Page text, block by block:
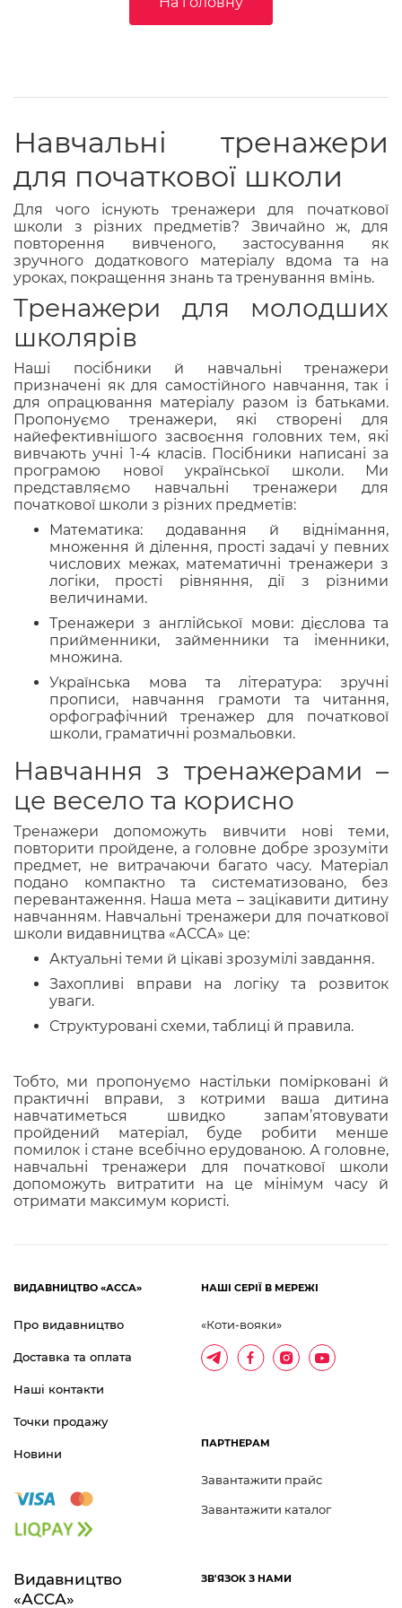
Навчальні тренажери
для початкової школи
Для чого існують тренажери для початкової
школи з різних предметів? Звичайно ж, для
повторення вивченого, застосування як
зручного додаткового матеріалу вдома та на
уроках, покращення знань та тренування вмінь.
Тренажери для молодших
школярів
Наші посібники й навчальні тренажери
призначені як для самостійного навчання, так і
для опрацювання матеріалу разом із батьками.
Пропонуємо тренажери, які створені для
найефективнішого засвоєння головних тем, які
вивчають учні 1-4 класів. Посібники написані за
програмою нової української школи. Ми
представляємо навчальні тренажери для
початкової школи з різних предметів:
Математика: додавання й віднімання,
множення й ділення, прості задачі у певних
числових межах, математичні тренажери з
логіки, прості рівняння, дії з різними
величинами.
Тренажери з англійської мови: дієслова та
прийменники, займенники та іменники,
множина.
Українська мова та література: зручні
прописи, навчання грамоти та читання,
орфографічний тренажер для початкової
школи, граматичні розмальовки.
Навчання з тренажерами –
це весело та корисно
Тренажери допоможуть вивчити нові теми,
повторити пройдене, а головне добре зрозуміти
предмет, не витрачаючи багато часу. Матеріал
подано компактно та систематизовано, без
перевантаження. Наша мета – зацікавити дитину
навчанням. Навчальні тренажери для початкової
школи видавництва «АССА» це:
Актуальні теми й цікаві зрозумілі завдання.
Захопливі вправи на логіку та розвиток
уваги.
Структуровані схеми, таблиці й правила.
Тобто, ми пропонуємо настільки помірковані й
практичні вправи, з котрими ваша дитина
навчатиметься швидко запам’ятовувати
пройдений матеріал, буде робити менше
помилок і стане всебічно ерудованою. А головне,
навчальні тренажери для початкової школи
допоможуть витратити на це мінімум часу й
отримати максимум користі.
Видавництво
«АССА»
ЗВ'ЯЗОК З НАМИ
ВИДАВНИЦТВО «АССА»
Про видавництво
Доставка та оплата
Наші контакти
Точки продажу
Новини
НАШІ СЕРІЇ В МЕРЕЖІ
«Коти-вояки»
ПАРТНЕРАМ
Завантажити прайс
Завантажити каталог